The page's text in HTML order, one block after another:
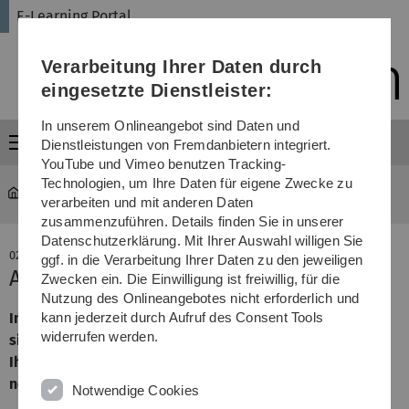
Direkt
Direkt
Direkt
(Sprache,
Drucken,
Media)
Direkt
Direkt
E-Learning Portal
Menü
E-Learning Portal Alle E-Learning News
02. Dezember 2015
App-Tipp: 30/30
In unserem heutigen App-Tipp stellen wir Ihnen einen
simplen, aber effektiven Task Manager vor. 30/30 hilft
Ihnen, Aufgaben und Ihren Zeitbedarf zu planen und ist
nebenbei ein tolles Selbstmanagementtool.
Verarbeitung Ihrer Daten durch
eingesetzte Dienstleister:
In unserem Onlineangebot sind Daten und
Dienstleistungen von Fremdanbietern integriert.
YouTube und Vimeo benutzen Tracking-
Technologien, um Ihre Daten für eigene Zwecke zu
verarbeiten und mit anderen Daten
zusammenzuführen. Details finden Sie in unserer
Datenschutzerklärung. Mit Ihrer Auswahl willigen Sie
ggf. in die Verarbeitung Ihrer Daten zu den jeweiligen
Zwecken ein. Die Einwilligung ist freiwillig, für die
Nutzung des Onlineangebotes nicht erforderlich und
kann jederzeit durch Aufruf des Consent Tools
widerrufen werden.
Notwendige Cookies